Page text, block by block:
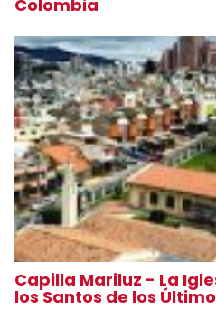
Colombia
Capilla Mariluz - La
los Santos de los